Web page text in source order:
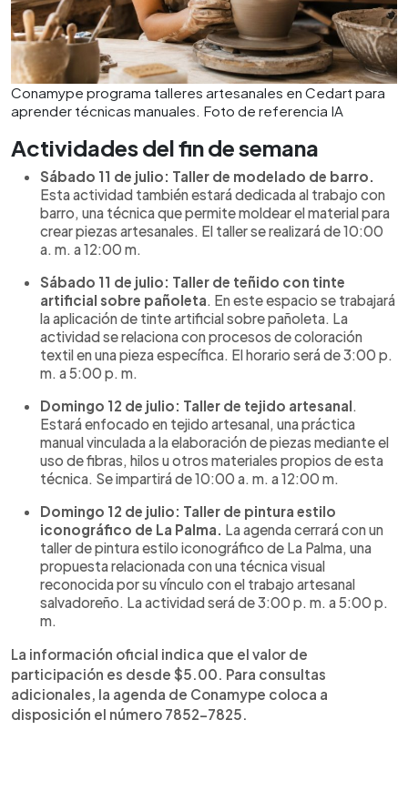
Conamype programa talleres artesanales en Cedart para
aprender técnicas manuales. Foto de referencia IA
Actividades del fin de semana
Sábado 11 de julio: Taller de modelado de barro.
Esta actividad también estará dedicada al trabajo con
barro, una técnica que permite moldear el material para
crear piezas artesanales. El taller se realizará de 10:00
a. m. a 12:00 m.
Sábado 11 de julio: Taller de teñido con tinte
artificial sobre pañoleta. En este espacio se trabajará
la aplicación de tinte artificial sobre pañoleta. La
actividad se relaciona con procesos de coloración
textil en una pieza específica. El horario será de 3:00 p.
m. a 5:00 p. m.
Domingo 12 de julio: Taller de tejido artesanal.
Estará enfocado en tejido artesanal, una práctica
manual vinculada a la elaboración de piezas mediante el
uso de fibras, hilos u otros materiales propios de esta
técnica. Se impartirá de 10:00 a. m. a 12:00 m.
Domingo 12 de julio: Taller de pintura estilo
iconográfico de La Palma. La agenda cerrará con un
taller de pintura estilo iconográfico de La Palma, una
propuesta relacionada con una técnica visual
reconocida por su vínculo con el trabajo artesanal
salvadoreño. La actividad será de 3:00 p. m. a 5:00 p.
m.
La información oficial indica que el valor de
participación es desde $5.00. Para consultas
adicionales, la agenda de Conamype coloca a
disposición el número 7852-7825.